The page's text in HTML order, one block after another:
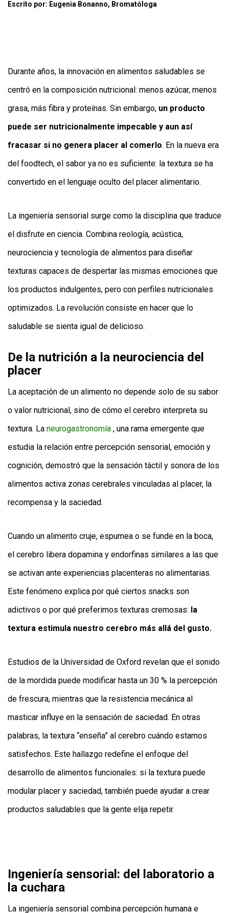
Escrito por: Eugenia Bonanno, Bromatóloga
Durante años, la innovación en alimentos saludables se
centró en la composición nutricional: menos azúcar, menos
grasa, más fibra y proteínas. Sin embargo, un producto
puede ser nutricionalmente impecable y aun así
fracasar si no genera placer al comerlo. En la nueva era
del foodtech, el sabor ya no es suficiente: la textura se ha
convertido en el lenguaje oculto del placer alimentario.
La ingeniería sensorial surge como la disciplina que traduce
el disfrute en ciencia. Combina reología, acústica,
neurociencia y tecnología de alimentos para diseñar
texturas capaces de despertar las mismas emociones que
los productos indulgentes, pero con perfiles nutricionales
optimizados. La revolución consiste en hacer que lo
saludable se sienta igual de delicioso.
De la nutrición a la neurociencia del
placer
La aceptación de un alimento no depende solo de su sabor
o valor nutricional, sino de cómo el cerebro interpreta su
textura. La neurogastronomía , una rama emergente que
estudia la relación entre percepción sensorial, emoción y
cognición, demostró que la sensación táctil y sonora de los
alimentos activa zonas cerebrales vinculadas al placer, la
recompensa y la saciedad.
Cuando un alimento cruje, espumea o se funde en la boca,
el cerebro libera dopamina y endorfinas similares a las que
se activan ante experiencias placenteras no alimentarias.
Este fenómeno explica por qué ciertos snacks son
adictivos o por qué preferimos texturas cremosas: la
textura estimula nuestro cerebro más allá del gusto.
Estudios de la Universidad de Oxford revelan que el sonido
de la mordida puede modificar hasta un 30 % la percepción
de frescura, mientras que la resistencia mecánica al
masticar influye en la sensación de saciedad. En otras
palabras, la textura “enseña” al cerebro cuándo estamos
satisfechos. Este hallazgo redefine el enfoque del
desarrollo de alimentos funcionales: si la textura puede
modular placer y saciedad, también puede ayudar a crear
productos saludables que la gente elija repetir.
Ingeniería sensorial: del laboratorio a
la cuchara
La ingeniería sensorial combina percepción humana e